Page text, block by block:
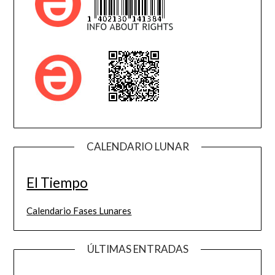
CALENDARIO LUNAR
El Tiempo
Calendario Fases Lunares
ÚLTIMAS ENTRADAS